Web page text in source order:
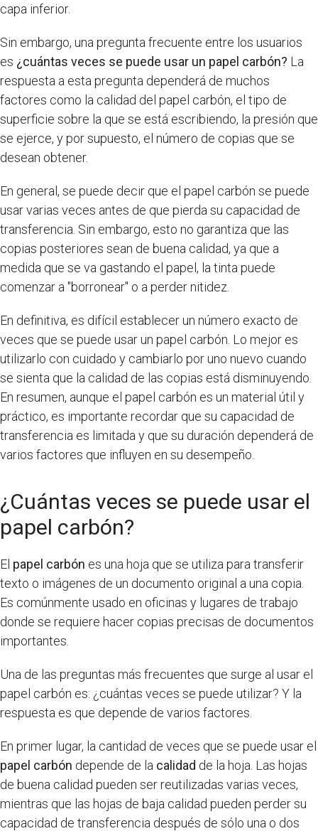
capa inferior.
Sin embargo, una pregunta frecuente entre los usuarios
es ¿cuántas veces se puede usar un papel carbón? La
respuesta a esta pregunta dependerá de muchos
factores como la calidad del papel carbón, el tipo de
superficie sobre la que se está escribiendo, la presión que
se ejerce, y por supuesto, el número de copias que se
desean obtener.
En general, se puede decir que el papel carbón se puede
usar varias veces antes de que pierda su capacidad de
transferencia. Sin embargo, esto no garantiza que las
copias posteriores sean de buena calidad, ya que a
medida que se va gastando el papel, la tinta puede
comenzar a "borronear" o a perder nitidez.
En definitiva, es difícil establecer un número exacto de
veces que se puede usar un papel carbón. Lo mejor es
utilizarlo con cuidado y cambiarlo por uno nuevo cuando
se sienta que la calidad de las copias está disminuyendo.
En resumen, aunque el papel carbón es un material útil y
práctico, es importante recordar que su capacidad de
transferencia es limitada y que su duración dependerá de
varios factores que influyen en su desempeño.
¿Cuántas veces se puede usar el
papel carbón?
El papel carbón es una hoja que se utiliza para transferir
texto o imágenes de un documento original a una copia.
Es comúnmente usado en oficinas y lugares de trabajo
donde se requiere hacer copias precisas de documentos
importantes.
Una de las preguntas más frecuentes que surge al usar el
papel carbón es: ¿cuántas veces se puede utilizar? Y la
respuesta es que depende de varios factores.
En primer lugar, la cantidad de veces que se puede usar el
papel carbón depende de la calidad de la hoja. Las hojas
de buena calidad pueden ser reutilizadas varias veces,
mientras que las hojas de baja calidad pueden perder su
capacidad de transferencia después de sólo una o dos